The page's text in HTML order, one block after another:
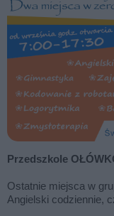
Przedszkole
Ostatnie miejsca w
Angielski codziennie,